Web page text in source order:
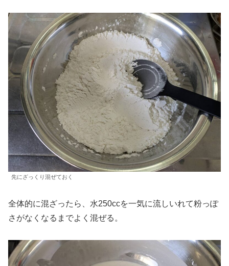
先にざっくり混ぜておく
全体的に混ざったら、水250ccを一気に流しいれて粉っぽ
さがなくなるまでよく混ぜる。